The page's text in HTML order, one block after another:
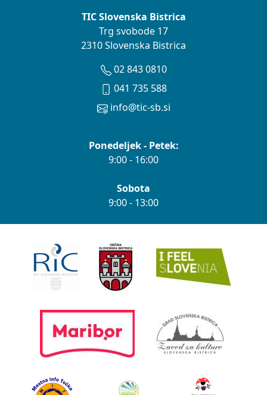
TIC Slovenska Bistrica
Trg svobode 17
2310 Slovenska Bistrica
02 843 0810
041 735 588
info@tic-sb.si
Ponedeljek - Petek:
9:00 - 16:00
Sobota
9:00 - 13:00